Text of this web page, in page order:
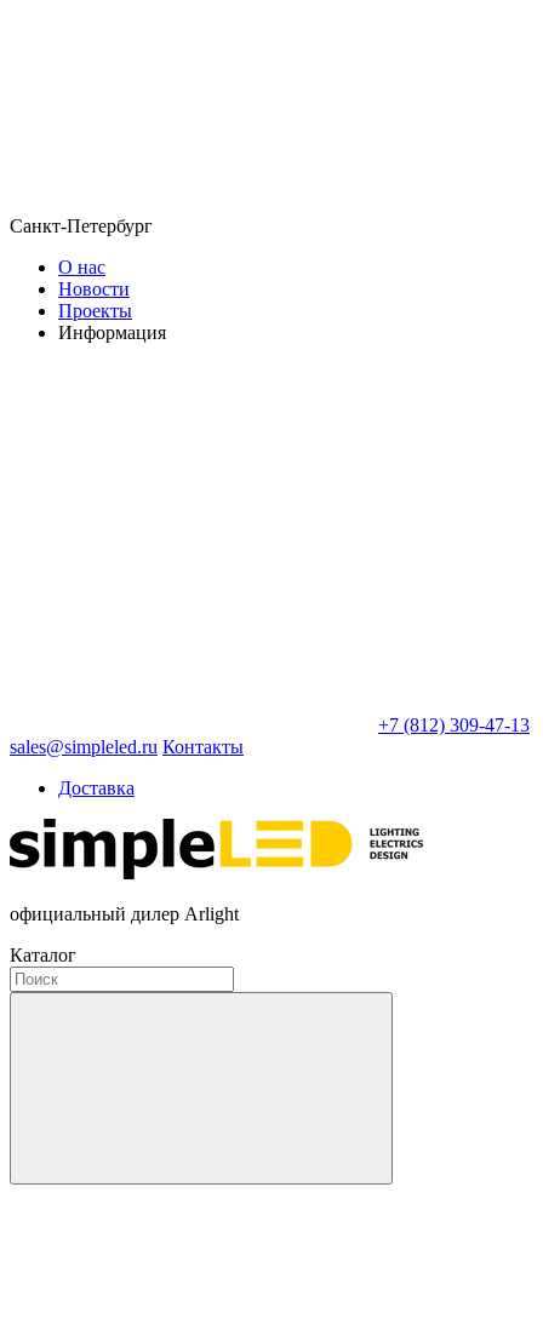
Санкт-Петербург
О нас
Новости
Проекты
Информация
+7 (812) 309-47-13
sales@simpleled.ru Контакты
Доставка
официальный дилер Arlight
Каталог